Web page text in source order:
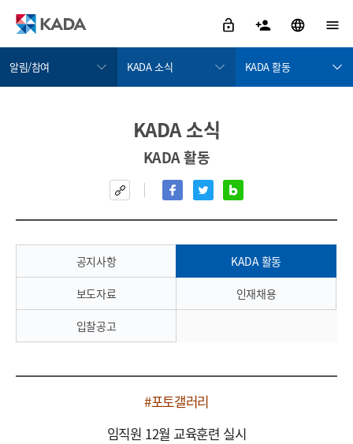
알림/참여 KADA 소식 KADA 활동
KADA 소식
KADA 활동
공지사항 KADA 활동
보도자료 인재채용
입찰공고
#포토갤러리
임직원 12월 교육훈련 실시